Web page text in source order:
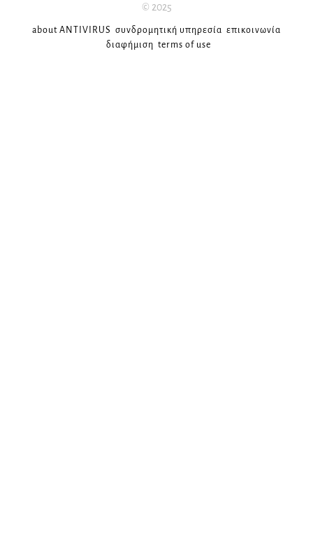
© 2025
about ANTIVIRUS συνδρομητική υπηρεσία επικοινωνία
διαφήμιση terms of use